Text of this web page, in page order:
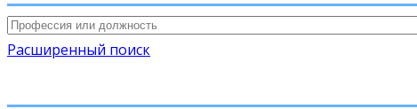
Расширенный поиск